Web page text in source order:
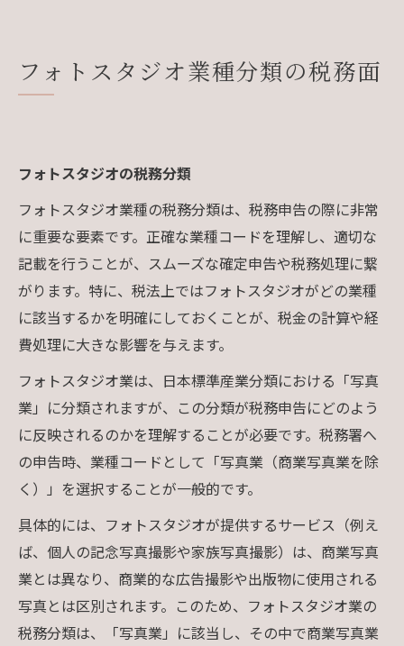
フォトスタジオ業種分類の税務面
フォトスタジオの税務分類
フォトスタジオ業種の税務分類は、税務申告の際に非常
に重要な要素です。正確な業種コードを理解し、適切な
記載を行うことが、スムーズな確定申告や税務処理に繋
がります。特に、税法上ではフォトスタジオがどの業種
に該当するかを明確にしておくことが、税金の計算や経
費処理に大きな影響を与えます。
フォトスタジオ業は、日本標準産業分類における「写真
業」に分類されますが、この分類が税務申告にどのよう
に反映されるのかを理解することが必要です。税務署へ
の申告時、業種コードとして「写真業（商業写真業を除
く）」を選択することが一般的です。
具体的には、フォトスタジオが提供するサービス（例え
ば、個人の記念写真撮影や家族写真撮影）は、商業写真
業とは異なり、商業的な広告撮影や出版物に使用される
写真とは区別されます。このため、フォトスタジオ業の
税務分類は、「写真業」に該当し、その中で商業写真業